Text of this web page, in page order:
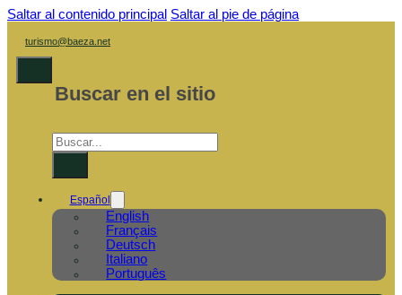
Saltar al contenido principal Saltar al pie de página
turismo@baeza.net
Buscar en el sitio
Buscar
Español
English
Français
Deutsch
Italiano
Português